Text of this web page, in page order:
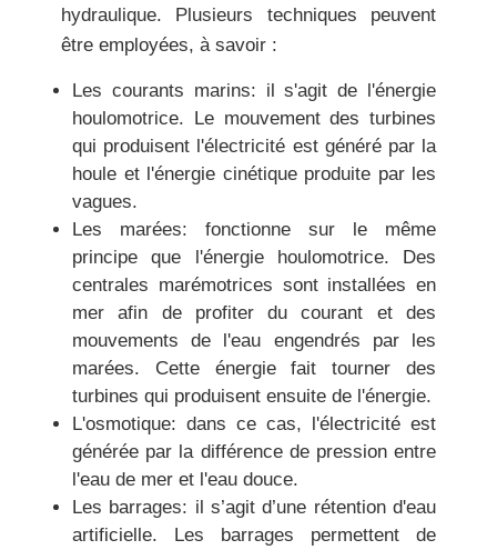
hydraulique. Plusieurs techniques peuvent
être employées, à savoir :
Les courants marins: il s'agit de l'énergie
houlomotrice. Le mouvement des turbines
qui produisent l'électricité est généré par la
houle et l'énergie cinétique produite par les
vagues.
Les marées: fonctionne sur le même
principe que l'énergie houlomotrice. Des
centrales marémotrices sont installées en
mer afin de profiter du courant et des
mouvements de l'eau engendrés par les
marées. Cette énergie fait tourner des
turbines qui produisent ensuite de l'énergie.
L'osmotique: dans ce cas, l'électricité est
générée par la différence de pression entre
l'eau de mer et l'eau douce.
Les barrages: il s’agit d’une rétention d'eau
artificielle. Les barrages permettent de